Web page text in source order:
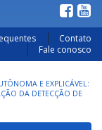
Contato
Fale conosco
E EXPLICÁVEL:
DA DETECÇÃO DE